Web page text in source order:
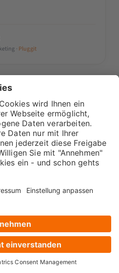
Leiter operatives Marketing · Pluggit
SEO mit KI
geduldig,
Praxisbezug.
Senior Marketing Manager ·Fuchs